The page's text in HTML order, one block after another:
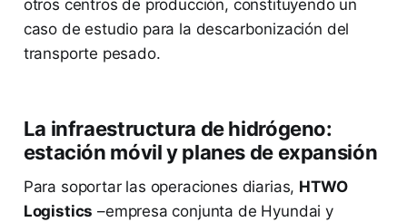
otros centros de producción, constituyendo un
caso de estudio para la descarbonización del
transporte pesado.
La infraestructura de hidrógeno:
estación móvil y planes de expansión
Para soportar las operaciones diarias, HTWO
Logistics –empresa conjunta de Hyundai y